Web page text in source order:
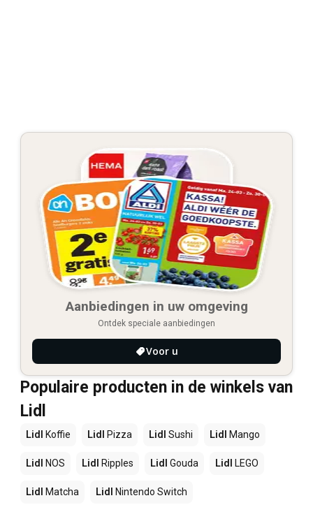
Aanbiedingen in uw omgeving
Ontdek speciale aanbiedingen
Voor u
Populaire producten in de winkels van
Lidl
Lidl Koffie Lidl Pizza Lidl Sushi Lidl Mango
Lidl NOS Lidl Ripples Lidl Gouda Lidl LEGO
Lidl Matcha Lidl Nintendo Switch